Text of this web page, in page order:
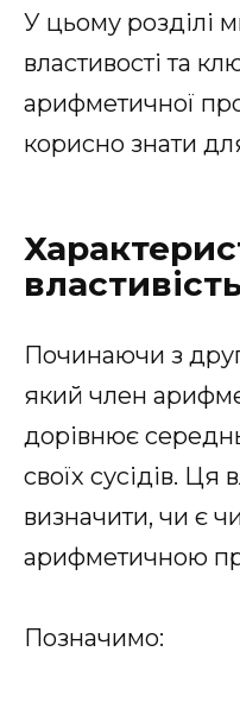
У цьому розділі
властивості та
арифметичної
корисно знати
Починаючи з
який член
дорівнює
своїх сусідів. Ця
визначити, чи є
арифметичною
Позначимо: